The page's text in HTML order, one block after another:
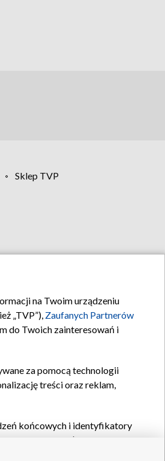
Sklep TVP
na Twoim urządzeniu
„TVP”), Zaufanych Partnerów
do Twoich zainteresowań i
za pomocą technologii
treści oraz reklam,
końcowych i identyfikatory
oraz pozostałych
spersonalizowanych